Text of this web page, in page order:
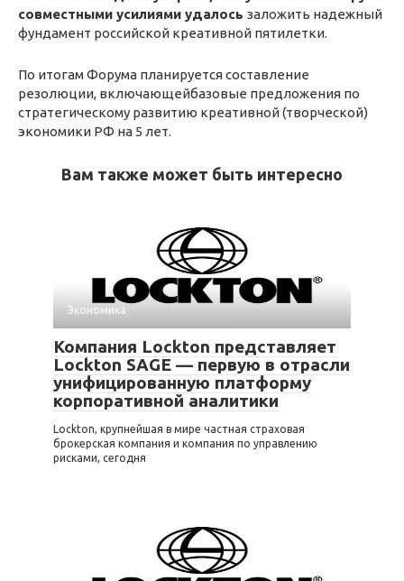
совместными усилиями удалось заложить надежный
фундамент российской креативной пятилетки.
По итогам Форума планируется составление
резолюции, включающейбазовые предложения по
стратегическому развитию креативной (творческой)
экономики РФ на 5 лет.
Вам также может быть интересно
Экономика
Компания Lockton представляет
Lockton SAGE — первую в отрасли
унифицированную платформу
корпоративной аналитики
Lockton, крупнейшая в мире частная страховая
брокерская компания и компания по управлению
рисками, сегодня